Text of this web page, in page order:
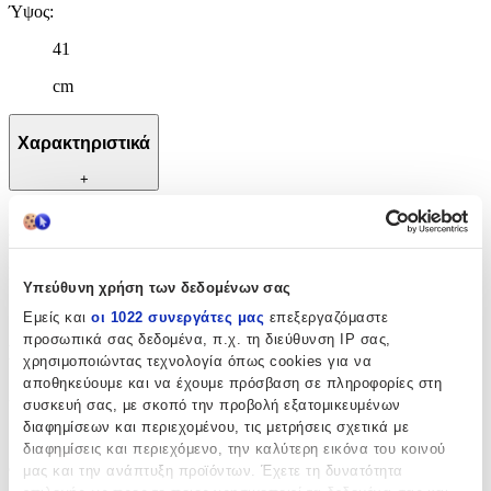
Υπεύθυνη χρήση των δεδομένων σας
Εμείς και οι 1022 συνεργάτες μας επεξεργαζόμαστε
προσωπικά σας δεδομένα, π.χ. τη διεύθυνση IP σας,
χρησιμοποιώντας τεχνολογία όπως cookies για να
αποθηκεύουμε και να έχουμε πρόσβαση σε πληροφορίες στη
συσκευή σας, με σκοπό την προβολή εξατομικευμένων
διαφημίσεων και περιεχομένου, τις μετρήσεις σχετικά με
διαφημίσεις και περιεχόμενο, την καλύτερη εικόνα του κοινού
μας και την ανάπτυξη προϊόντων. Έχετε τη δυνατότητα
Ύψος:
41
cm
Χαρακτηριστικά
+
Χαρακτηριστικά
OEM
Βασικά Χαρακτηριστικά
:
Πολύχρωμο
Φύλο